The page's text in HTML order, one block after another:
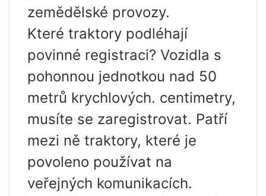
zemědělské provozy.
Které traktory podléhají
povinné registraci? Vozidla s
pohonnou jednotkou nad 50
metrů krychlových. centimetry,
musíte se zaregistrovat. Patří
mezi ně traktory, které je
povoleno používat na
veřejných komunikacích.